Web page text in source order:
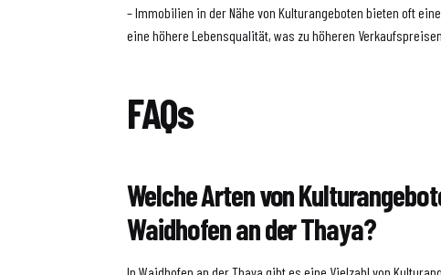
– Immobilien in der Nähe von Kulturangeboten bieten oft
eine höhere Lebensqualität, was zu höheren
FAQs
Welche Arten von
Waidhofen an der Thaya?